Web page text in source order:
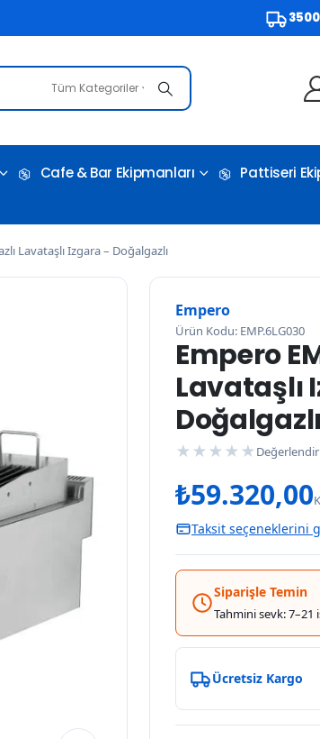
3500 TL
Tüm Kategoriler
Cafe & Bar Ekipmanları Pattiseri
Lavataşlı Izgara – Doğalgazlı
Empero
Ürün Kodu: EMP.6LG030
Empero
Lavataşlı
Doğalgazlı
★ ★ ★ ★ ★
₺59.320,00
Taksit seçeneklerini
Siparişle Temin
Tahmini sevk: 7–21
Ücretsiz Kargo